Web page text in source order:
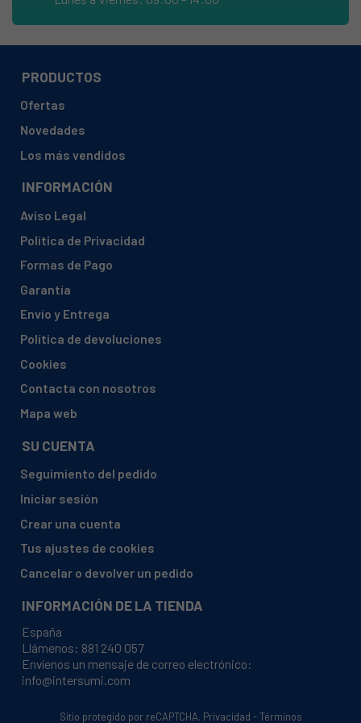
PRODUCTOS
Ofertas
Novedades
Los más vendidos
INFORMACIÓN
Aviso Legal
Política de Privacidad
Formas de Pago
Garantía
Envío y Entrega
Política de devoluciones
Cookies
Contacta con nosotros
Mapa web
SU CUENTA
Seguimiento del pedido
Iniciar sesión
Crear una cuenta
Tus ajustes de cookies
Cancelar o devolver un pedido
INFORMACIÓN DE LA TIENDA
España
Llámenos: 881 240 057
Envíenos un mensaje de correo electrónico:
info@intersumi.com
Sitio protegido por reCAPTCHA. Privacidad -Términos